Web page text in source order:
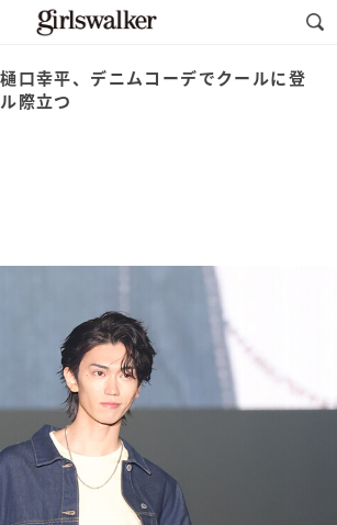
口幸平、デニムコーデでクールに登
際立つ